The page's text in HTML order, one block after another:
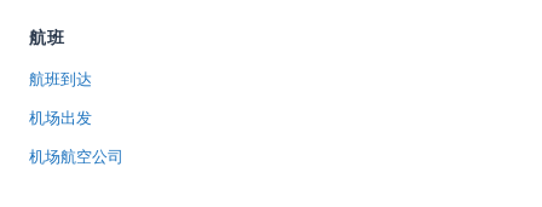
航班
航班到达
机场出发
机场航空公司